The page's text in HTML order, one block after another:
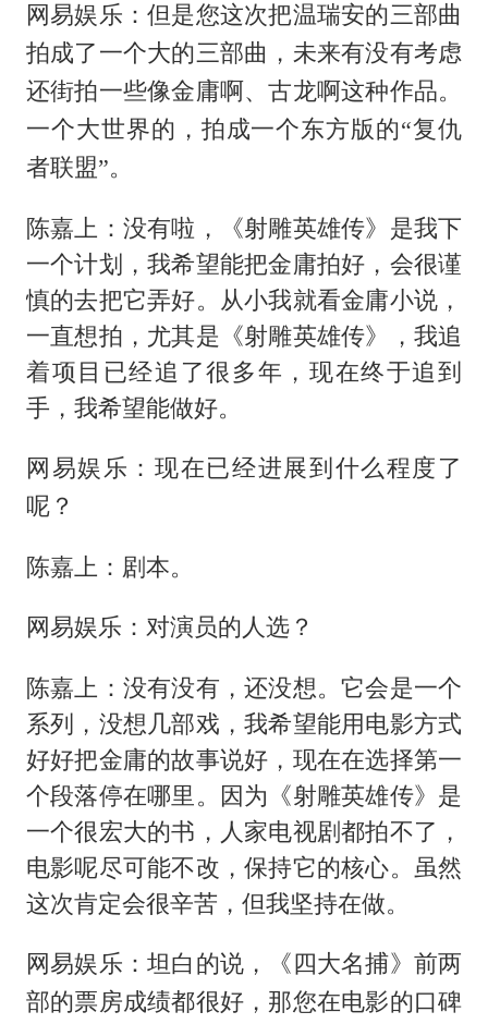
网易娱乐：但是您这次把温瑞安的三部曲
拍成了一个大的三部曲，未来有没有考虑
还街拍一些像金庸啊、古龙啊这种作品。
一个大世界的，拍成一个东方版的“复仇
者联盟”。
陈嘉上：没有啦，《射雕英雄传》是我下
一个计划，我希望能把金庸拍好，会很谨
慎的去把它弄好。从小我就看金庸小说，
一直想拍，尤其是《射雕英雄传》，我追
着项目已经追了很多年，现在终于追到
手，我希望能做好。
网易娱乐：现在已经进展到什么程度了
呢？
陈嘉上：剧本。
网易娱乐：对演员的人选？
陈嘉上：没有没有，还没想。它会是一个
系列，没想几部戏，我希望能用电影方式
好好把金庸的故事说好，现在在选择第一
个段落停在哪里。因为《射雕英雄传》是
一个很宏大的书，人家电视剧都拍不了，
电影呢尽可能不改，保持它的核心。虽然
这次肯定会很辛苦，但我坚持在做。
网易娱乐：坦白的说，《四大名捕》前两
部的票房成绩都很好，那您在电影的口碑